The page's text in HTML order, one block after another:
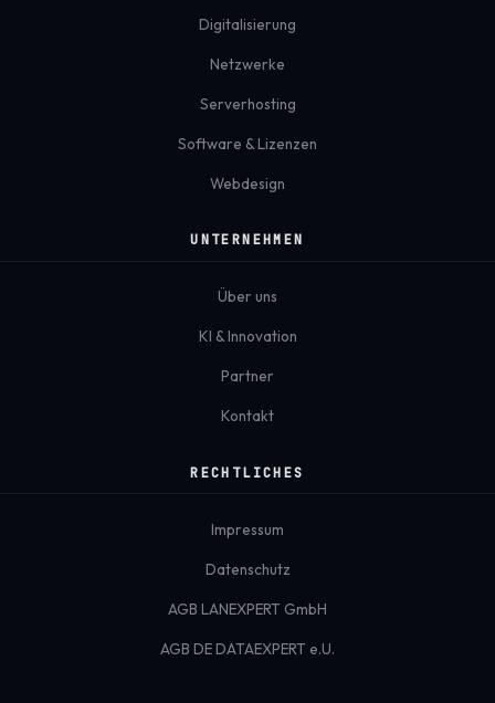
Digitalisierung
Netzwerke
Serverhosting
Software & Lizenzen
Webdesign
UNTERNEHMEN
Über uns
KI & Innovation
Partner
Kontakt
RECHTLICHES
Impressum
Datenschutz
AGB LANEXPERT GmbH
AGB DE DATAEXPERT e.U.